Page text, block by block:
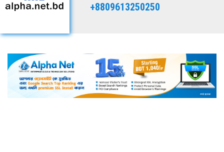
+8809613250250